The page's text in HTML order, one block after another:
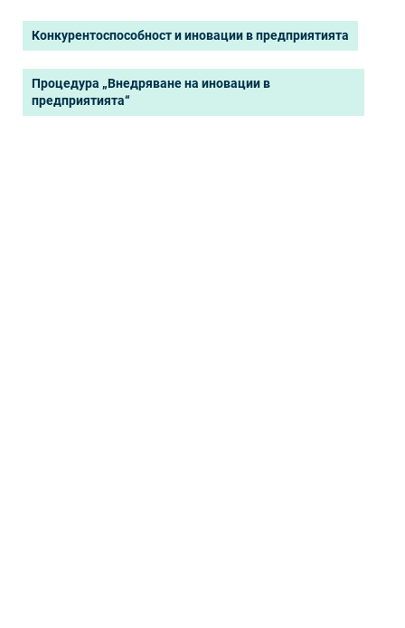
Конкурентоспособност и иновации в предприятията
Процедура „Внедряване на иновации в
предприятията“